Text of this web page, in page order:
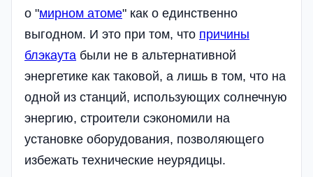
о "мирном атоме" как о единственно
выгодном. И это при том, что причины
блэкаута были не в альтернативной
энергетике как таковой, а лишь в том, что на
одной из станций, использующих солнечную
энергию, строители сэкономили на
установке оборудования, позволяющего
избежать технические неурядицы.